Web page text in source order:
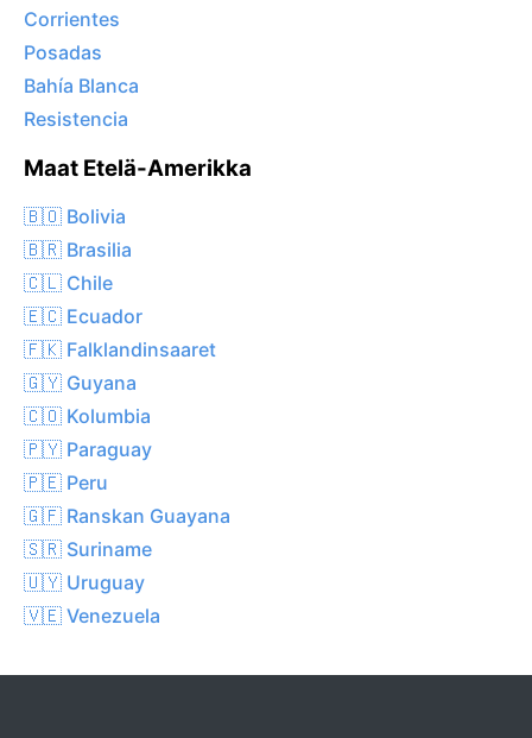
Corrientes
Posadas
Bahía Blanca
Resistencia
Maat Etelä-Amerikka
🇧🇴 Bolivia
🇧🇷 Brasilia
🇨🇱 Chile
🇪🇨 Ecuador
🇫🇰 Falklandinsaaret
🇬🇾 Guyana
🇨🇴 Kolumbia
🇵🇾 Paraguay
🇵🇪 Peru
🇬🇫 Ranskan Guayana
🇸🇷 Suriname
🇺🇾 Uruguay
🇻🇪 Venezuela